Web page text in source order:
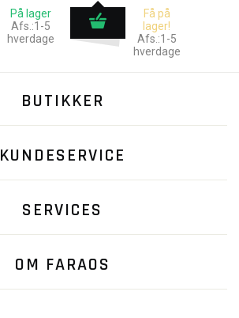
På lager
Afs.:1-5
hverdage
Få på
lager!
Afs.:1-5
hverdage
BUTIKKER
KUNDESERVICE
SERVICES
OM FARAOS